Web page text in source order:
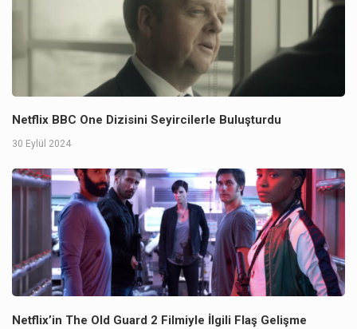
Netflix BBC One Dizisini Seyircilerle Buluşturdu
30 Eylül 2024
Netflix’in The Old Guard 2 Filmiyle İlgili Flaş Gelişme